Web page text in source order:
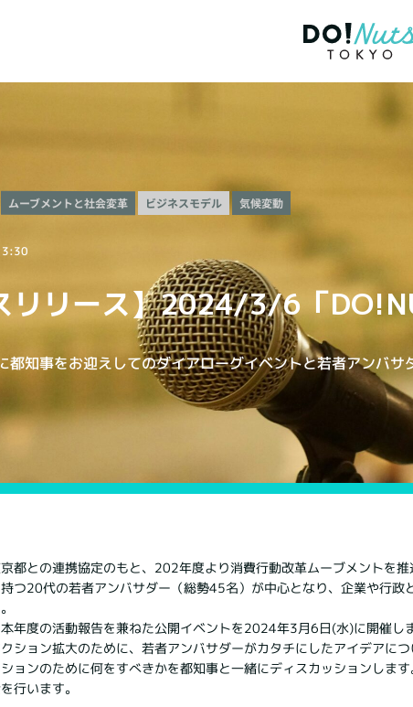
ムーブメントと社会変革 ビジネスモデル 気候変動
リリース】2024/3/6「
知事をお迎えしてのダイアローグイベントと若者アンバサ
都との連携協定のもと、202年度より消費行動改革ムーブメントを
つ20代の若者アンバサダー（総勢45名）が中心となり、企業や行
年度の活動報告を兼ねた公開イベントを2024年3月6日(水)に開催し
ション拡大のために、若者アンバサダーがカタチにしたアイデアに
ョンのために何をすべきかを都知事と一緒にディスカッションしま
行います。